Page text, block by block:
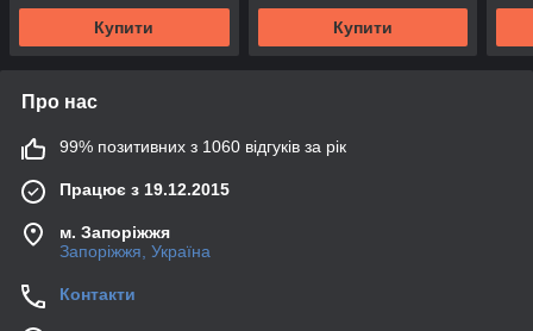
Купити Купити
Про нас
99% позитивних з 1060 відгуків за рік
Працює з 19.12.2015
м. Запоріжжя
Запоріжжя, Україна
Контакти